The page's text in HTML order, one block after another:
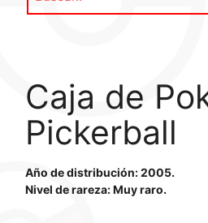
Caja de
Pickerball
Año de distribución: 2005.
Nivel de rareza: Muy raro.